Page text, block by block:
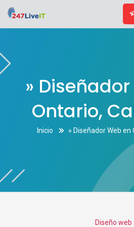
»
Ontario,
Inicio » Diseñador Web
Diseño web